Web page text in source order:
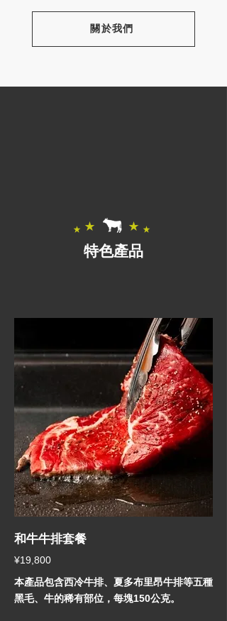
關於我們
特色產品
和牛牛排套餐
¥19,800
本產品包含西冷牛排、夏多布里昂牛排等五種
黑毛、牛的稀有部位，每塊150公克。